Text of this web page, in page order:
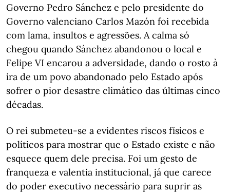
Governo Pedro Sánchez e pelo presidente do
Governo valenciano Carlos Mazón foi recebida
com lama, insultos e agressões. A calma só
chegou quando Sánchez abandonou o local e
Felipe VI encarou a adversidade, dando o rosto à
ira de um povo abandonado pelo Estado após
sofrer o pior desastre climático das últimas cinco
décadas.
O rei submeteu-se a evidentes riscos físicos e
políticos para mostrar que o Estado existe e não
esquece quem dele precisa. Foi um gesto de
franqueza e valentia institucional, já que carece
do poder executivo necessário para suprir as